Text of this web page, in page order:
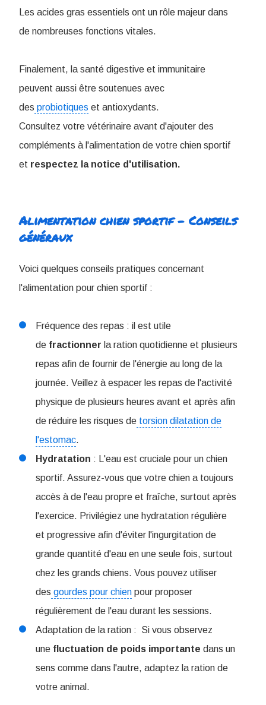
Les acides gras essentiels ont un rôle majeur dans
de nombreuses fonctions vitales.
Finalement, la santé digestive et immunitaire
peuvent aussi être soutenues avec
des probiotiques et antioxydants.
Consultez votre vétérinaire avant d'ajouter des
compléments à l'alimentation de votre chien sportif
et respectez la notice d'utilisation.
Alimentation chien sportif - Conseils
généraux
Voici quelques conseils pratiques concernant
l'alimentation pour chien sportif :
Fréquence des repas : il est utile
de fractionner la ration quotidienne et plusieurs
repas afin de fournir de l'énergie au long de la
journée. Veillez à espacer les repas de l'activité
physique de plusieurs heures avant et après afin
de réduire les risques de torsion dilatation de
l'estomac.
Hydratation : L'eau est cruciale pour un chien
sportif. Assurez-vous que votre chien a toujours
accès à de l'eau propre et fraîche, surtout après
l'exercice. Privilégiez une hydratation régulière
et progressive afin d'éviter l'ingurgitation de
grande quantité d'eau en une seule fois, surtout
chez les grands chiens. Vous pouvez utiliser
des gourdes pour chien pour proposer
régulièrement de l'eau durant les sessions.
Adaptation de la ration : Si vous observez
une fluctuation de poids importante dans un
sens comme dans l'autre, adaptez la ration de
votre animal.